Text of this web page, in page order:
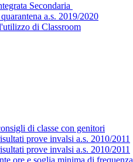
Secondaria
a.s. 2019/2020
di Classroom
di classe con genitori
prove invalsi a.s. 2010/2011
prove invalsi a.s. 2010/2011